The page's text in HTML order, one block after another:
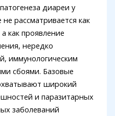
диареи у
рассматривается как
как проявление
нередко
иммунологическим
сбоями. Базовые
широкий
и паразитарных
заболеваний